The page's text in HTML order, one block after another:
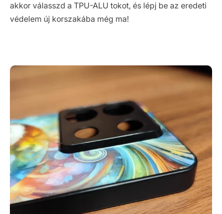
akkor válasszd a TPU-ALU tokot, és lépj be az eredeti
védelem új korszakába még ma!